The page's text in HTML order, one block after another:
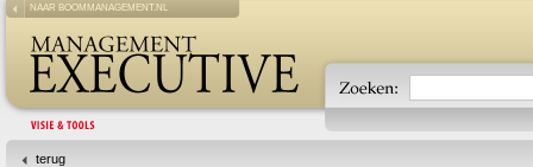
NAAR BOOMMANAGEMENT.NL
terug